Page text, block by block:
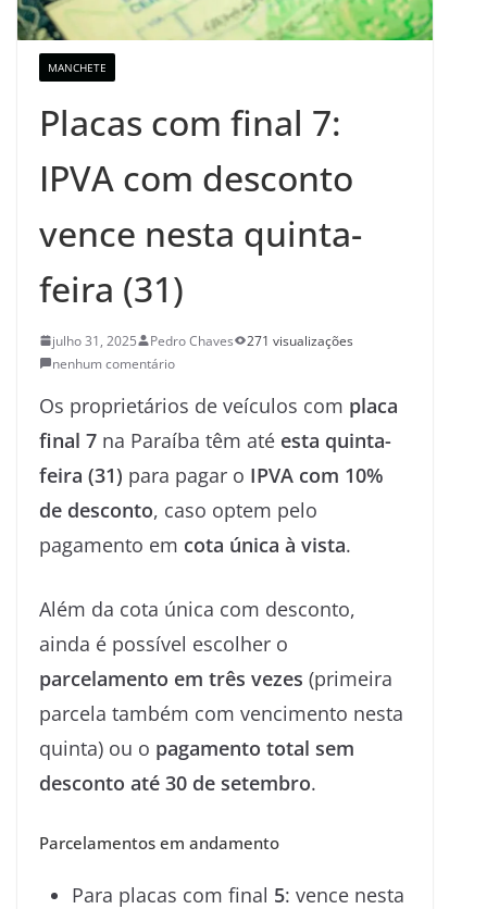
MANCHETE
Placas com final 7:
IPVA com desconto
vence nesta quinta-
feira (31)
julho 31, 2025 Pedro Chaves
271 visualizações
nenhum comentário
Os proprietários de veículos com placa
final 7 na Paraíba têm até esta quinta-
feira (31) para pagar o IPVA com 10%
de desconto, caso optem pelo
pagamento em cota única à vista.
Além da cota única com desconto,
ainda é possível escolher o
parcelamento em três vezes (primeira
parcela também com vencimento nesta
quinta) ou o pagamento total sem
desconto até 30 de setembro.
Parcelamentos em andamento
Para placas com final 5: vence nesta